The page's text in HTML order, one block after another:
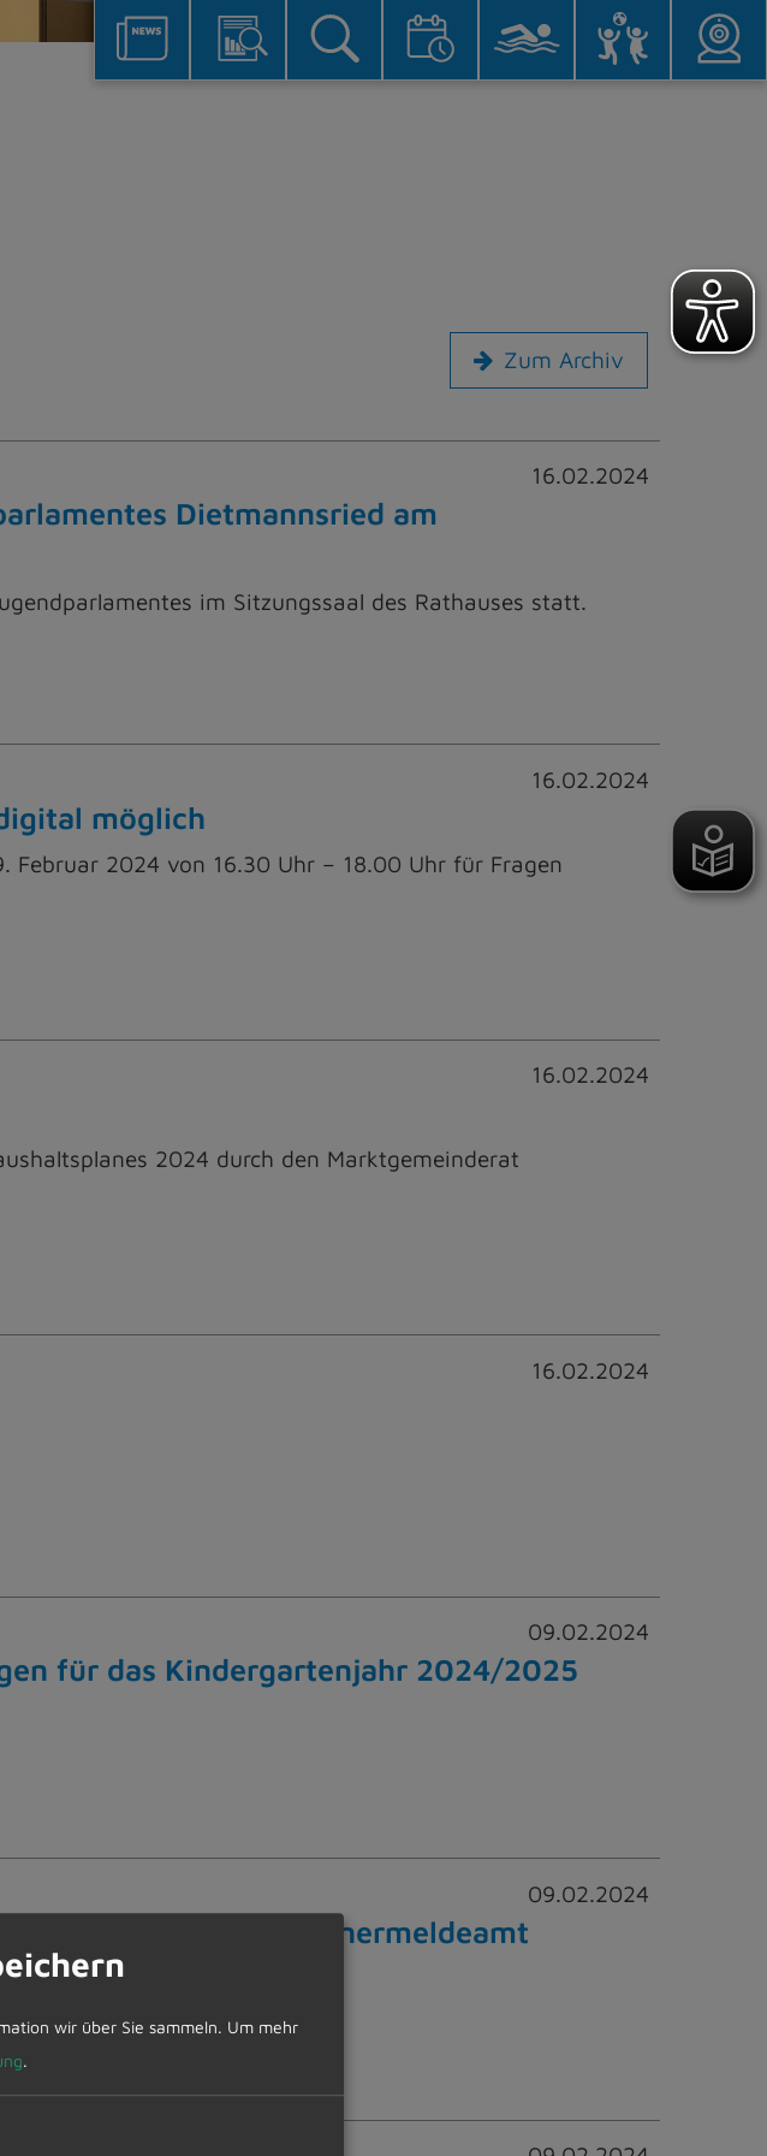
Zum Archiv
16.02.2024
Dietmannsried am
im Sitzungssaal des Rathauses statt.
16.02.2024
möglich
Februar 2024 von 16.30 Uhr – 18.00 Uhr für Fragen
16.02.2024
2024 durch den Marktgemeinderat
16.02.2024
09.02.2024
für das Kindergartenjahr 2024/2025
09.02.2024
EDV Einwohnermeldeamt
wir über Sie sammeln. Um mehr
.